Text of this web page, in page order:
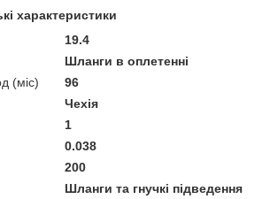
характеристики
19.4
Шланги в оплетенні
(міс)
96
Чехія
1
0.038
200
Шланги та гнучкі підведення